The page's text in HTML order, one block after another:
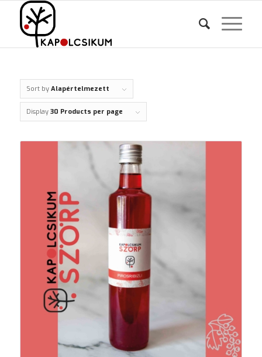
Sort by Alapértelmezett
Display 30 Products per page